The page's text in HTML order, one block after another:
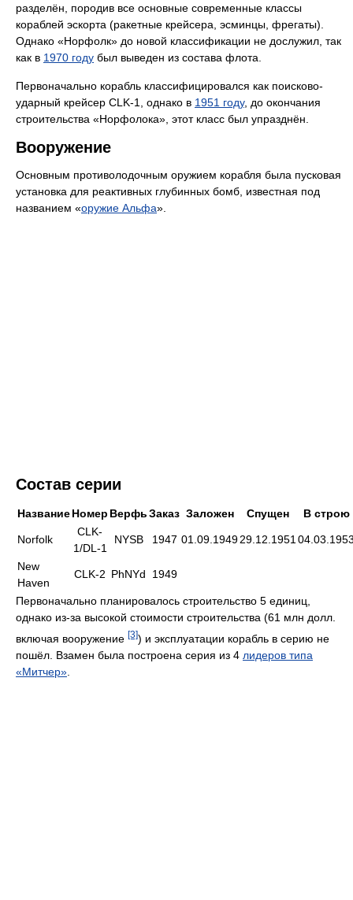
разделён, породив все основные современные классы
кораблей эскорта (ракетные крейсера, эсминцы, фрегаты).
Однако «Норфолк» до новой классификации не дослужил, так
как в 1970 году был выведен из состава флота.
Первоначально корабль классифицировался как поисково-
ударный крейсер CLK-1, однако в 1951 году, до окончания
строительства «Норфолока», этот класс был упразднён.
Вооружение
Основным противолодочным оружием корабля была пусковая
установка для реактивных глубинных бомб, известная под
названием «оружие Альфа».
Состав серии
НазваниеНомер ВерфьЗаказ Заложен Спущен В строю
Norfolk
CLK-
1/DL-1
NYSB 1947 01.09.194929.12.1951
New
Haven
CLK-2 PhNYd 1949
Первоначально планировалось строительство 5 единиц,
однако из-за высокой стоимости строительства (61 млн долл.
включая вооружение [3]) и эксплуатации корабль в серию не
пошёл. Взамен была построена серия из 4 лидеров типа
«Митчер»